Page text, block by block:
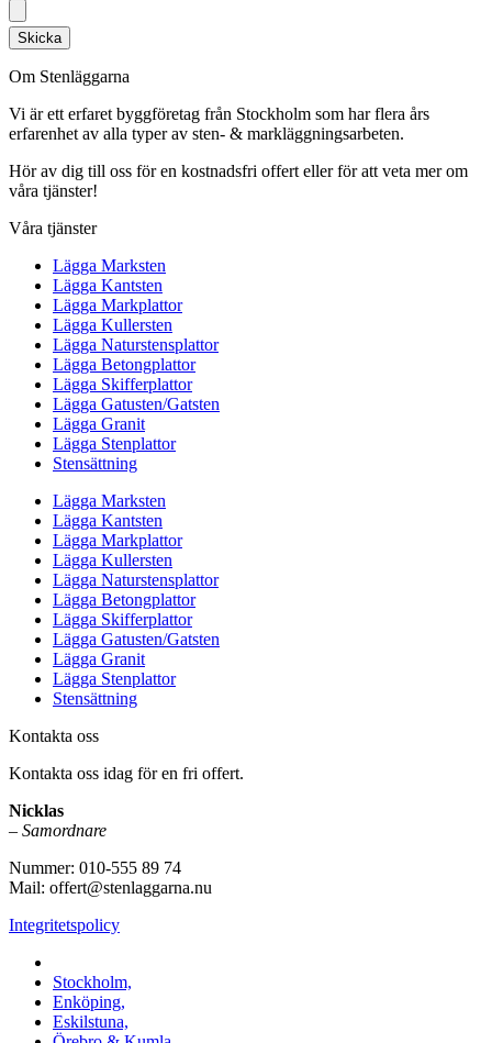
Skicka
Om Stenläggarna
Vi är ett erfaret byggföretag från Stockholm som har flera års
erfarenhet av alla typer av sten- & markläggningsarbeten.
Hör av dig till oss för en kostnadsfri offert eller för att veta mer om
våra tjänster!
Våra tjänster
Lägga Marksten
Lägga Kantsten
Lägga Markplattor
Lägga Kullersten
Lägga Naturstensplattor
Lägga Betongplattor
Lägga Skifferplattor
Lägga Gatusten/Gatsten
Lägga Granit
Lägga Stenplattor
Stensättning
Lägga Marksten
Lägga Kantsten
Lägga Markplattor
Lägga Kullersten
Lägga Naturstensplattor
Lägga Betongplattor
Lägga Skifferplattor
Lägga Gatusten/Gatsten
Lägga Granit
Lägga Stenplattor
Stensättning
Kontakta oss
Kontakta oss idag för en fri offert.
Nicklas
– Samordnare
Nummer: 010-555 89 74
Mail: offert@stenlaggarna.nu
Integritetspolicy
Stockholm,
Enköping,
Eskilstuna,